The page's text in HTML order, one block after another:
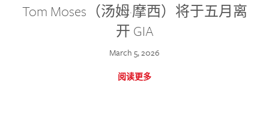
Tom Moses（汤姆·摩西）将于五月离
开 GIA
March 5, 2026
阅读更多